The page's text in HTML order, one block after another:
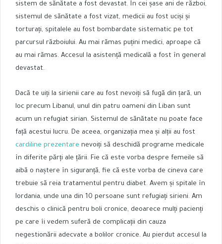
sistem de sănătate a fost devastat. În cei șase ani de război,
sistemul de sănătate a fost vizat, medicii au fost uciși și
torturați, spitalele au fost bombardate sistematic pe tot
parcursul războiului. Au mai rămas puțini medici, aproape că
au mai rămas. Accesul la asistență medicală a fost în general
devastat.
Dacă te uiți la sirienii care au fost nevoiți să fugă din țară, un
loc precum Libanul, unul din patru oameni din Liban sunt
acum un refugiat sirian. Sistemul de sănătate nu poate face
față acestui lucru. De aceea, organizația mea și alții au fost
cardiline prezentare nevoiți să deschidă programe medicale
în diferite părți ale țării. Fie că este vorba despre femeile să
aibă o naștere în siguranță, fie că este vorba de cineva care
trebuie să reia tratamentul pentru diabet. Avem și spitale în
Iordania, unde una din 10 persoane sunt refugiați sirieni. Am
deschis o clinică pentru boli cronice, deoarece mulți pacienți
pe care îi vedem suferă de complicații din cauza
negestionării adecvate a bolilor cronice. Au pierdut accesul la